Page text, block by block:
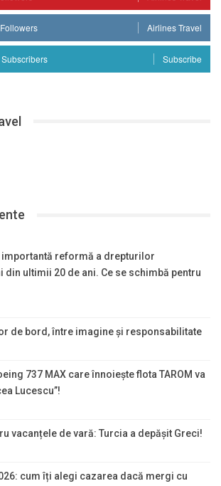
Followers Airlines Travel
Subscribers Subscribe
importantă reformă a drepturilor
ultimii 20 de ani. Ce se schimbă pentru
de bord, între imagine și responsabilitate
737 MAX care înnoiește flota TAROM va
Lucescu”!
vacanțele de vară: Turcia a depășit Greci!
cum îți alegi cazarea dacă mergi cu